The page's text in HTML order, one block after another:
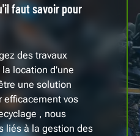
faut savoir pour
des travaux
location d'une
une solution
efficacement vos
, nous
liés à la gestion des